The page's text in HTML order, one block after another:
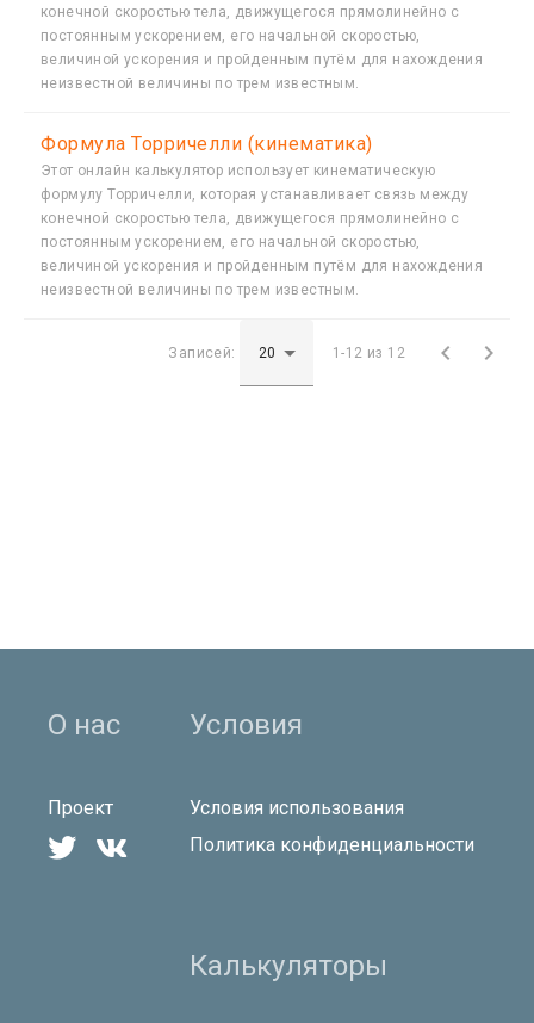
конечной скоростью тела, движущегося прямолинейно с
постоянным ускорением, его начальной скоростью,
величиной ускорения и пройденным путём для нахождения
неизвестной величины по трем известным.
Формула Торричелли (кинематика)
Этот онлайн калькулятор использует кинематическую
формулу Торричелли, которая устанавливает связь между
конечной скоростью тела, движущегося прямолинейно с
постоянным ускорением, его начальной скоростью,
величиной ускорения и пройденным путём для нахождения
неизвестной величины по трем известным.
Записей: 1-12 из 12  
О нас
Проект
 
Условия
Условия использования
Политика конфиденциальности
Калькуляторы